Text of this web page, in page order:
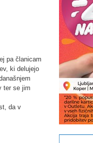
pa članicam
ki delujejo
ter se jim
da v